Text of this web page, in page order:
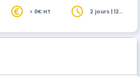
> 0€ HT
2 jours | 12